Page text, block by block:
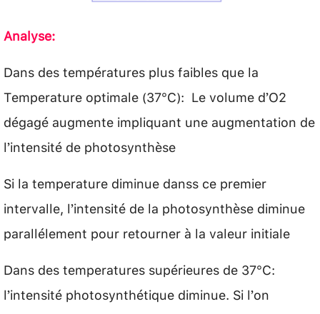
Analyse:
Dans des températures plus faibles que la
Temperature optimale (37°C): Le volume d’O2
dégagé augmente impliquant une augmentation de
l’intensité de photosynthèse
Si la temperature diminue danss ce premier
intervalle, l’intensité de la photosynthèse diminue
parallélement pour retourner à la valeur initiale
Dans des temperatures supérieures de 37°C:
l’intensité photosynthétique diminue. Si l’on